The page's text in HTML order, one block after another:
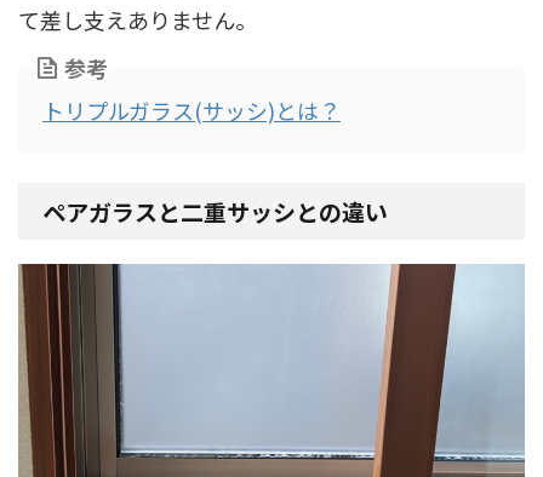
て差し支えありません。
参考
トリプルガラス(サッシ)とは？
ペアガラスと二重サッシとの違い